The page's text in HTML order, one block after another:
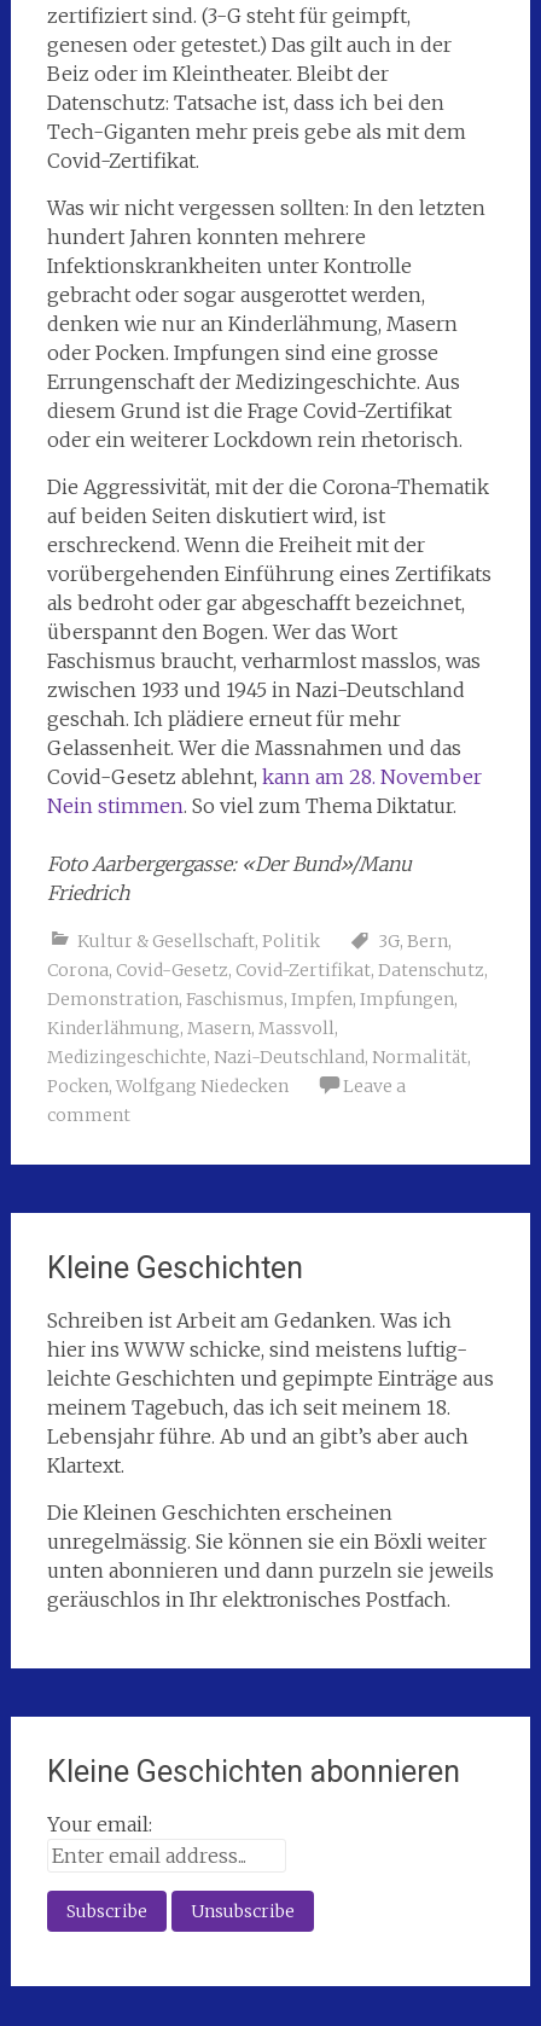
zertifiziert sind. (3-G steht für geimpft,
genesen oder getestet.) Das gilt auch in der
Beiz oder im Kleintheater. Bleibt der
Datenschutz: Tatsache ist, dass ich bei den
Tech-Giganten mehr preis gebe als mit dem
Covid-Zertifikat.
Was wir nicht vergessen sollten: In den letzten
hundert Jahren konnten mehrere
Infektionskrankheiten unter Kontrolle
gebracht oder sogar ausgerottet werden,
denken wie nur an Kinderlähmung, Masern
oder Pocken. Impfungen sind eine grosse
Errungenschaft der Medizingeschichte. Aus
diesem Grund ist die Frage Covid-Zertifikat
oder ein weiterer Lockdown rein rhetorisch.
Die Aggressivität, mit der die Corona-Thematik
auf beiden Seiten diskutiert wird, ist
erschreckend. Wenn die Freiheit mit der
vorübergehenden Einführung eines Zertifikats
als bedroht oder gar abgeschafft bezeichnet,
überspannt den Bogen. Wer das Wort
Faschismus braucht, verharmlost masslos, was
zwischen 1933 und 1945 in Nazi-Deutschland
geschah. Ich plädiere erneut für mehr
Gelassenheit. Wer die Massnahmen und das
Covid-Gesetz ablehnt, kann am 28. November
Nein stimmen. So viel zum Thema Diktatur.
Foto Aarbergergasse: «Der Bund»/Manu
Friedrich
Kultur & Gesellschaft, Politik 3G, Bern,
Corona, Covid-Gesetz, Covid-Zertifikat, Datenschutz,
Demonstration, Faschismus, Impfen, Impfungen,
Kinderlähmung, Masern, Massvoll,
Medizingeschichte, Nazi-Deutschland, Normalität,
Pocken, Wolfgang Niedecken
Leave a
comment
Kleine Geschichten
Schreiben ist Arbeit am Gedanken. Was ich
hier ins WWW schicke, sind meistens luftig-
leichte Geschichten und gepimpte Einträge aus
meinem Tagebuch, das ich seit meinem 18.
Lebensjahr führe. Ab und an gibt’s aber auch
Klartext.
Die Kleinen Geschichten erscheinen
unregelmässig. Sie können sie ein Böxli weiter
unten abonnieren und dann purzeln sie jeweils
geräuschlos in Ihr elektronisches Postfach.
Kleine Geschichten abonnieren
Your email: